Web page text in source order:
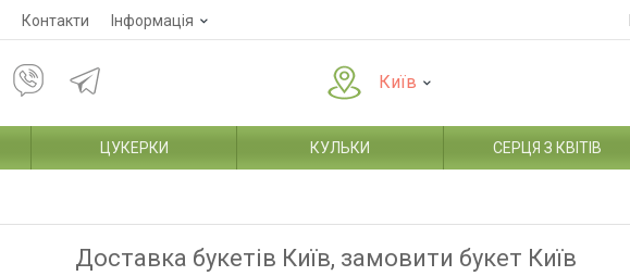
Контакти Інформація
Київ
ЦУКЕРКИ КУЛЬКИ СЕРЦЯ З КВІТІВ
Доставка букетів Київ, замовити букет Київ